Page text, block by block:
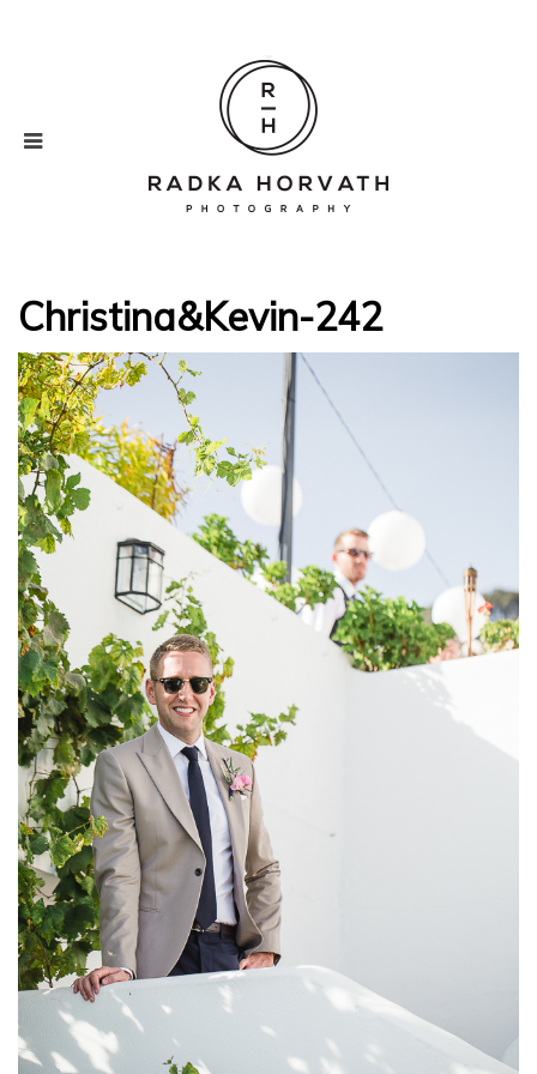
Christina&Kevin-242